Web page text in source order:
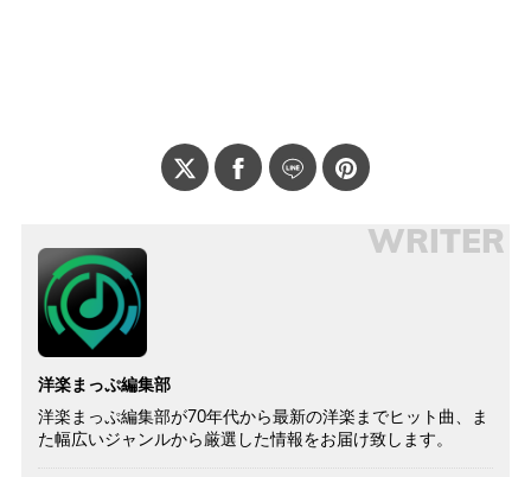
WRITER
洋楽まっぷ編集部
洋楽まっぷ編集部が70年代から最新の洋楽までヒット曲、ま
た幅広いジャンルから厳選した情報をお届け致します。